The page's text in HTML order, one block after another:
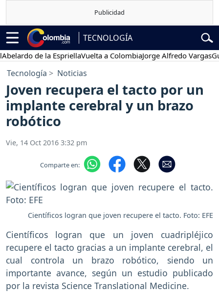
TECNOLOGÍA
de la EspriellaVuelta a ColombiaJorge Alfredo Vargas
Tecnología Noticias
Joven recupera el tacto por un
implante cerebral y un brazo
robótico
Vie, 14 Oct 2016 3:32 pm
Comparte en:
Científicos logran que joven recupere el tacto. Foto: EFE
Científicos logran que un joven cuadripléjico
recupere el tacto gracias a un implante cerebral, el
cual controla un brazo robótico, siendo un
importante avance, según un estudio publicado
por la revista Science Translational Medicine.